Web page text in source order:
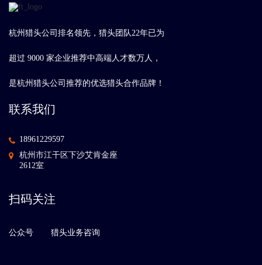
杭州猎头公司排名领先，猎头团队22年已为
超过 9000 家企业推荐中高端人才数万人，
是杭州猎头公司推荐的优选猎头合作品牌！
联系我们
18961229597
杭州市江干区下沙艾肯金座
2612室
扫码关注
公众号 猎头业务咨询